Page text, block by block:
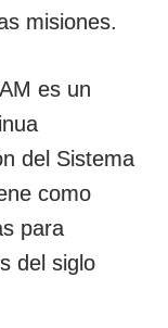
misiones.
es un
del Sistema
como
para
del siglo